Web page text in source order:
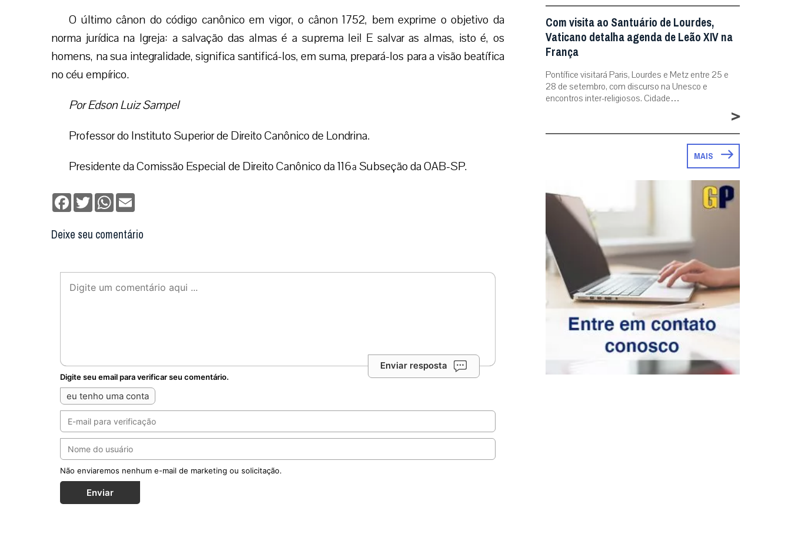
O último cânon do código canônico em vigor, o cânon 1752, bem exprime o objetivo da
norma jurídica na Igreja: a salvação das almas é a suprema lei! E salvar as almas, isto é, os
homens, na sua integralidade, significa santificá-los, em suma, prepará-los para a visão beatífica
no céu empírico.
Por Edson Luiz Sampel
Professor do Instituto Superior de Direito Canônico de Londrina.
Presidente da Comissão Especial de Direito Canônico da 116ª Subseção da OAB-SP.
Facebook
TwitterWhatsApp
Deixe seu comentário
Enviar resposta
Digite seu email para verificar seu comentário.
eu tenho uma conta
Não enviaremos nenhum e-mail de marketing ou solicitação.
Enviar
Com visita ao Santuário de Lourdes,
Vaticano detalha agenda de Leão XIV na
França
Pontífice visitará Paris, Lourdes e Metz entre 25 e
28 de setembro, com discurso na Unesco e
encontros inter-religiosos. Cidade…
>
MAIS